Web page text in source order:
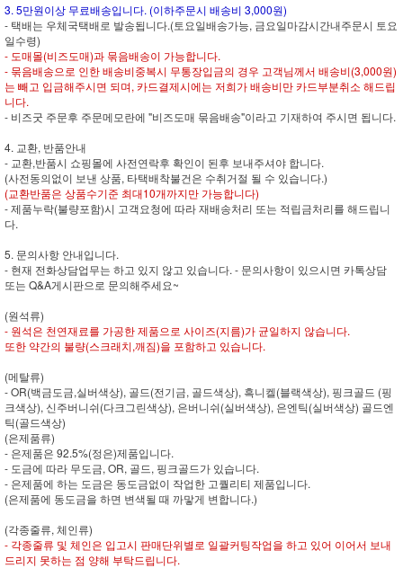
3. 5만원이상 무료배송입니다. (이하주문시 배송비 3,000원)
- 택배는 우체국택배로 발송됩니다.(토요일배송가능, 금요일마감시간내주문시 토요
일수령)
- 도매몰(비즈도매)과 묶음배송이 가능합니다.
- 묶음배송으로 인한 배송비중복시 무통장입금의 경우 고객님께서 배송비(3,000원)
는 빼고 입금해주시면 되며, 카드결제시에는 저희가 배송비만 카드부분취소 해드립
니다.
- 비즈굿 주문후 주문메모란에 "비즈도매 묶음배송"이라고 기재하여 주시면 됩니다.
4. 교환, 반품안내
- 교환,반품시 쇼핑몰에 사전연락후 확인이 된후 보내주셔야 합니다.
(사전동의없이 보낸 상품, 타택배착불건은 수취거절 될 수 있습니다.)
(교환반품은 상품수기준 최대10개까지만 가능합니다)
- 제품누락(불량포함)시 고객요청에 따라 재배송처리 또는 적립금처리를 해드립니
다.
5. 문의사항 안내입니다.
- 현재 전화상담업무는 하고 있지 않고 있습니다. - 문의사항이 있으시면 카톡상담
또는 Q&A게시판으로 문의해주세요~
(원석류)
- 원석은 천연재료를 가공한 제품으로 사이즈(지름)가 균일하지 않습니다.
또한 약간의 불량(스크래치,깨짐)을 포함하고 있습니다.
(메탈류)
- OR(백금도금,실버색상), 골드(전기금, 골드색상), 흑니켈(블랙색상), 핑크골드 (핑
크색상), 신주버니쉬(다크그린색상), 은버니쉬(실버색상), 은엔틱(실버색상) 골드엔
틱(골드색상)
(은제품류)
- 은제품은 92.5%(정은)제품입니다.
- 도금에 따라 무도금, OR, 골드, 핑크골드가 있습니다.
- 은제품에 하는 도금은 동도금없이 작업한 고퀄리티 제품입니다.
(은제품에 동도금을 하면 변색될 때 까맣게 변합니다.)
(각종줄류, 체인류)
- 각종줄류 및 체인은 입고시 판매단위별로 일괄커팅작업을 하고 있어 이어서 보내
드리지 못하는 점 양해 부탁드립니다.